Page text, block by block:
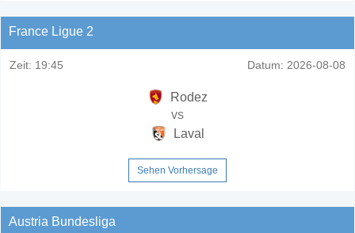
France Ligue 2
Zeit: 19:45 Datum: 2026-08-08
Rodez
vs
Laval
Sehen Vorhersage
Austria Bundesliga